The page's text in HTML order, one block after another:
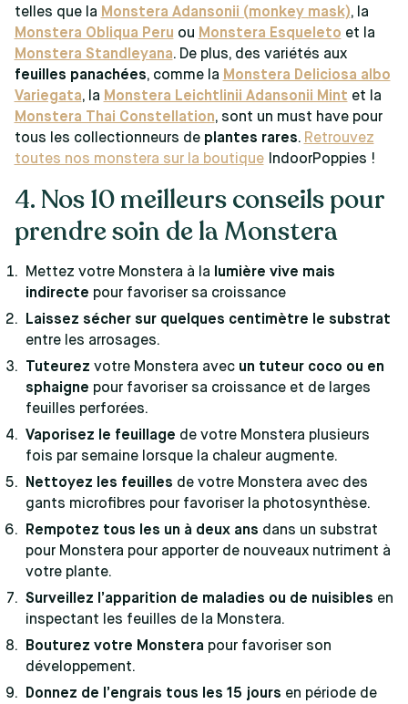
telles que la Monstera Adansonii (monkey mask), la
Monstera Obliqua Peru ou Monstera Esqueleto et la
Monstera Standleyana. De plus, des variétés aux
feuilles panachées, comme la Monstera Deliciosa albo
Variegata, la Monstera Leichtlinii Adansonii Mint et la
Monstera Thai Constellation, sont un must have pour
tous les collectionneurs de plantes rares. Retrouvez
toutes nos monstera sur la boutiqueIndoorPoppies !
4. Nos 10 meilleurs conseils pour
prendre soin de la Monstera
Mettez votre Monstera à la
lumière vive mais
indirecte pour favoriser sa croissance
Laissez sécher sur quelques centimètre le substrat
entre les arrosages.
Tuteurez votre Monstera avec un tuteur coco ou en
sphaigne pour favoriser sa croissance et de larges
feuilles perforées.
Vaporisez le feuillage de votre Monstera plusieurs
fois par semaine lorsque la chaleur augmente.
Nettoyez les feuilles de votre Monstera avec des
gants microfibres pour favoriser la photosynthèse.
Rempotez tous les un à deux ans dans un substrat
pour Monstera pour apporter de nouveaux nutriment à
votre plante.
Surveillez l’apparition de maladies ou de nuisibles en
inspectant les feuilles de la Monstera.
Bouturez votre Monstera pour favoriser son
développement.
Donnez de l’engrais tous les 15 jours en période de